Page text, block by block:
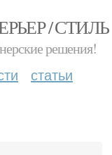
/ СТИЛЬ
решения!
статьи